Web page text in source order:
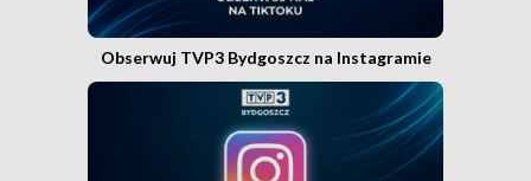
Obserwuj TVP3 Bydgoszcz na Instagramie